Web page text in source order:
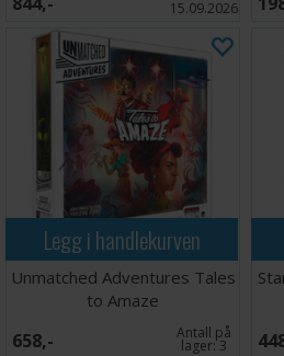
strategien din - for bare én kan
sjørøverhøvding i One Piece:
Antall spillere: 2-8
Spilletid: 30-45 minutter
Språk: Engelsk
15.09.2026
Legg i handlekurven
Unmatched Adventures Tales
to Amaze
658,- Antall på
lager:3